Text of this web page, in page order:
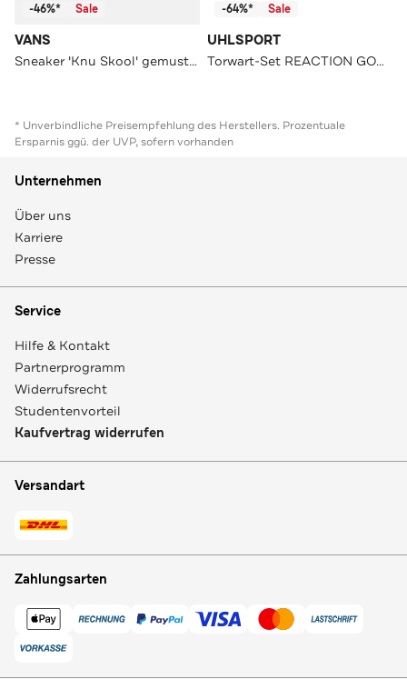
-46%* Sale
VANS
Sneaker 'Knu Skool' gemustert
-64%* Sale
UHLSPORT
Torwart-Set REACTION GOALKEEPER Kids
* Unverbindliche Preisempfehlung des Herstellers. Prozentuale
Ersparnis ggü. der UVP, sofern vorhanden
Unternehmen
Über uns
Karriere
Presse
Service
Hilfe & Kontakt
Partnerprogramm
Widerrufsrecht
Studentenvorteil
Kaufvertrag widerrufen
Versandart
Zahlungsarten